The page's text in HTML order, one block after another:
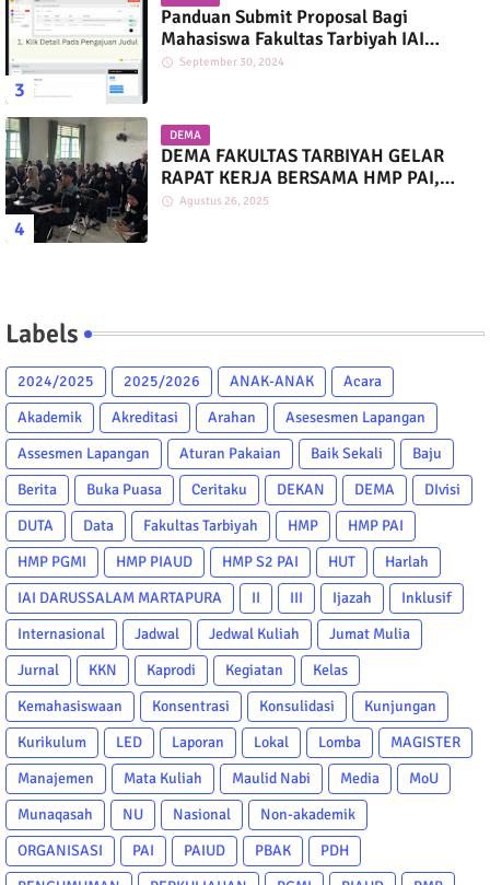
Panduan Submit Proposal Bagi
Mahasiswa Fakultas Tarbiyah IAI
Darussalam
September 30, 2024
DEMA
DEMA FAKULTAS TARBIYAH GELAR
RAPAT KERJA BERSAMA HMP PAI,
PGMI, DAN PIAUD
Agustus 26, 2025
Labels
2024/2025 2025/2026 ANAK-ANAK
Acara
Akademik
Akreditasi Arahan
Asesesmen Lapangan
Assesmen Lapangan
Aturan Pakaian Baik Sekali
Baju
Berita
Buka Puasa Ceritaku DEKAN DEMA
DIvisi
DUTA
Data Fakultas Tarbiyah HMP
HMP PAI
HMP PGMI
HMP PIAUD HMP S2 PAI HUT
Harlah
IAI DARUSSALAM MARTAPURA
II III Ijazah
Inklusif
Internasional
Jadwal Jedwal Kuliah
Jumat Mulia
Jurnal
KKN Kaprodi Kegiatan
Kelas
Kemahasiswaan
Konsentrasi Konsulidasi
Kunjungan
Kurikulum
LED Laporan Lokal Lomba
MAGISTER
Manajemen
Mata Kuliah Maulid Nabi Media
MoU
Munaqasah
NU Nasional
Non-akademik
ORGANISASI
PAI PAIUD PBAK
PDH